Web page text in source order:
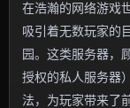
在浩瀚的网络游戏
吸引着无数玩家的
园。这类服务器，
授权的私人服务器
法，为玩家带来了